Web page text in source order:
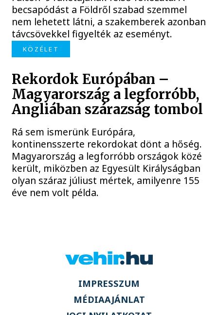
becsapódást a Földről szabad szemmel
nem lehetett látni, a szakemberek azonban
távcsövekkel figyelték az eseményt.
KÖZÉLET
Rekordok Európában –
Magyarország a legforróbb,
Angliában szárazság tombol
Rá sem ismerünk Európára,
kontinensszerte rekordokat dönt a hőség.
Magyarország a legforróbb országok közé
került, miközben az Egyesült Királyságban
olyan száraz júliust mértek, amilyenre 155
éve nem volt példa.
IMPRESSZUM
MÉDIAAJÁNLAT